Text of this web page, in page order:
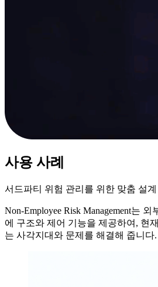
사용 사례
서드파티 위험 관리를 위한 맞춤 설계
Non-Employee Risk Management는
에 구조와 제어 기능을 제공하여, 현
는 사각지대와 문제를 해결해 줍니다.